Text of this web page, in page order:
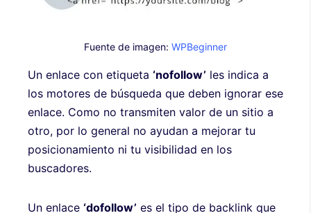
Fuente de imagen: WPBeginner
Un enlace con etiqueta ‘nofollow’ les indica a
los motores de búsqueda que deben ignorar ese
enlace. Como no transmiten valor de un sitio a
otro, por lo general no ayudan a mejorar tu
posicionamiento ni tu visibilidad en los
buscadores.
Un enlace ‘dofollow’ es el tipo de backlink que